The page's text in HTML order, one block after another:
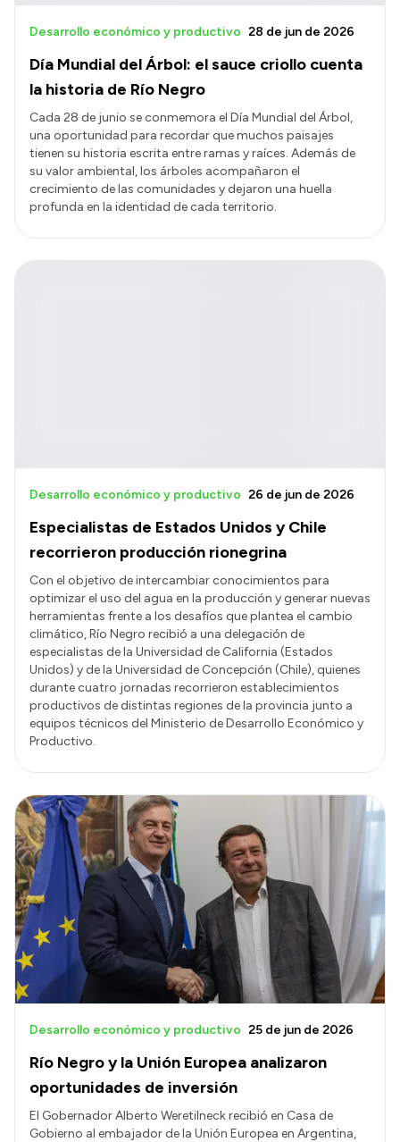
Día Mundial del Árbol: el sauce criollo cuenta
la historia de Río Negro
Desarrollo económico y productivo 28 de jun de 2026
Cada 28 de junio se conmemora el Día Mundial del Árbol,
una oportunidad para recordar que muchos paisajes
tienen su historia escrita entre ramas y raíces. Además de
su valor ambiental, los árboles acompañaron el
crecimiento de las comunidades y dejaron una huella
profunda en la identidad de cada territorio.
Especialistas de Estados Unidos y Chile
recorrieron producción rionegrina
Desarrollo económico y productivo 26 de jun de 2026
Con el objetivo de intercambiar conocimientos para
optimizar el uso del agua en la producción y generar nuevas
herramientas frente a los desafíos que plantea el cambio
climático, Río Negro recibió a una delegación de
especialistas de la Universidad de California (Estados
Unidos) y de la Universidad de Concepción (Chile), quienes
durante cuatro jornadas recorrieron establecimientos
productivos de distintas regiones de la provincia junto a
equipos técnicos del Ministerio de Desarrollo Económico y
Productivo.
Río Negro y la Unión Europea analizaron
oportunidades de inversión
Desarrollo económico y productivo 25 de jun de 2026
El Gobernador Alberto Weretilneck recibió en Casa de
Gobierno al embajador de la Unión Europea en Argentina,